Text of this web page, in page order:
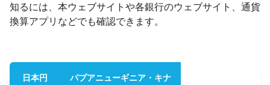
知るには、本ウェブサイトや各銀行のウェブサイト、通貨
換算アプリなどでも確認できます。
日本円 パプアニューギニア・キナ